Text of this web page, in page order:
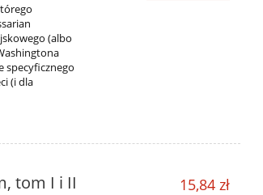
(albo
specyficznego
(i dla
tom I i II 15,84 zł